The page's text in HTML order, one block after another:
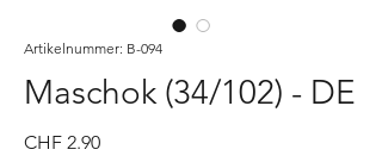
Artikelnummer: B-094
Maschok (34/102) - DE
CHF 2.90Preis